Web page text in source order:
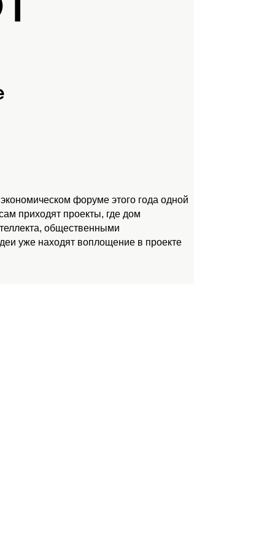
форуме этого года одной
приходят проекты, где дом
общественными
уже находят воплощение в проекте